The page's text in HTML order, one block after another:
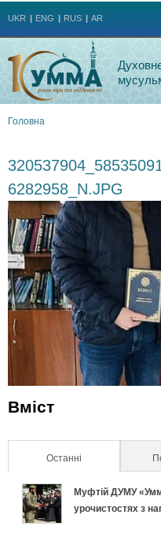
UKR ENG RUS AR
тут
Головна
6282958_N.JPG
Вміст
Останні (активна вкладка)
Муфтій ДУМУ
урочистостях з